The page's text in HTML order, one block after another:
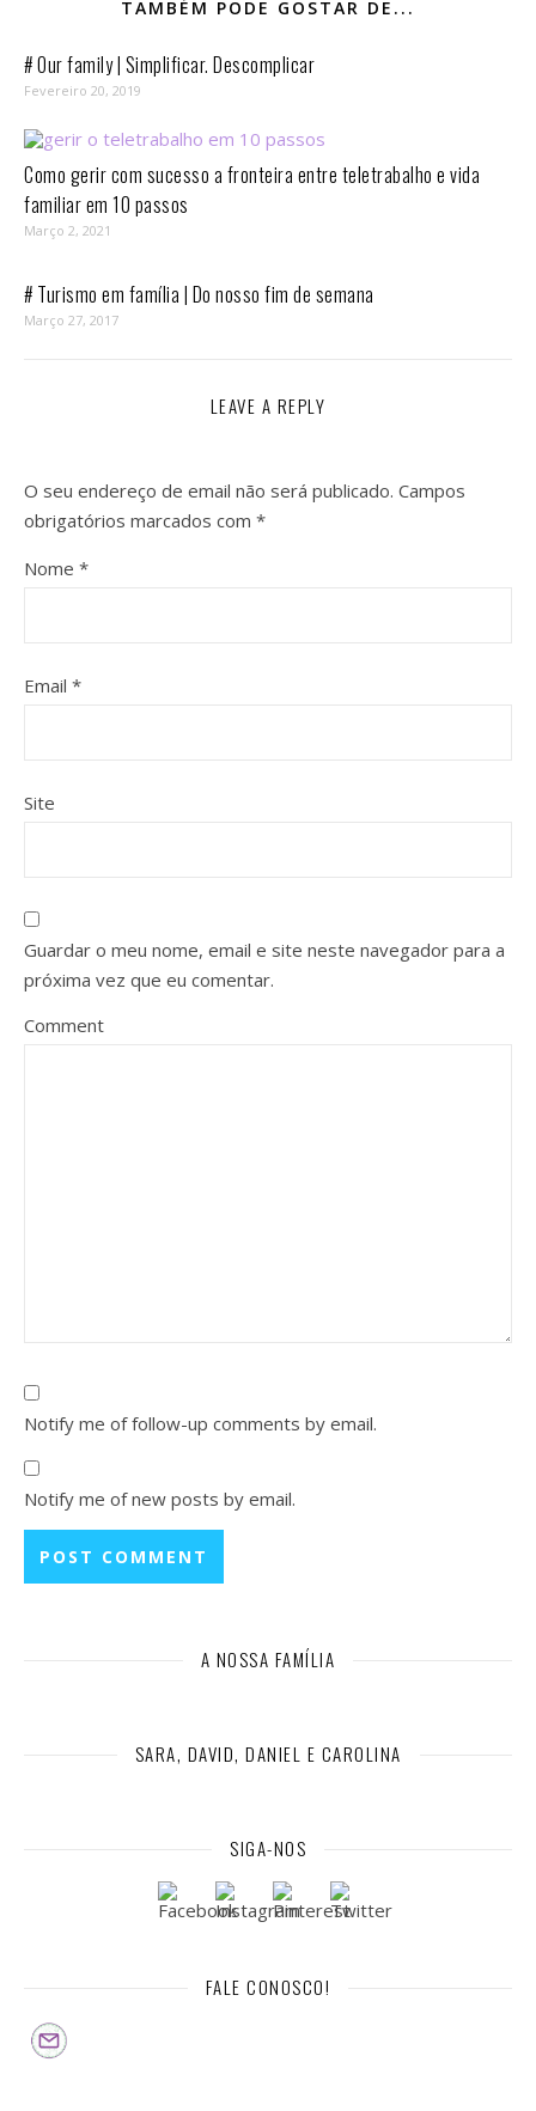
TAMBÉM PODE GOSTAR DE...
# Our family | Simplificar. Descomplicar
Fevereiro 20, 2019
Como gerir com sucesso a fronteira entre teletrabalho e vida
familiar em 10 passos⁣
Março 2, 2021
# Turismo em família | Do nosso fim de semana
Março 27, 2017
LEAVE A REPLY
O seu endereço de email não será publicado. Campos
obrigatórios marcados com *
Nome *
Email *
Site
Guardar o meu nome, email e site neste navegador para a
próxima vez que eu comentar.
Comment
Notify me of follow-up comments by email.
Notify me of new posts by email.
A NOSSA FAMÍLIA
SARA, DAVID, DANIEL E CAROLINA
SIGA-NOS
FALE CONOSCO!